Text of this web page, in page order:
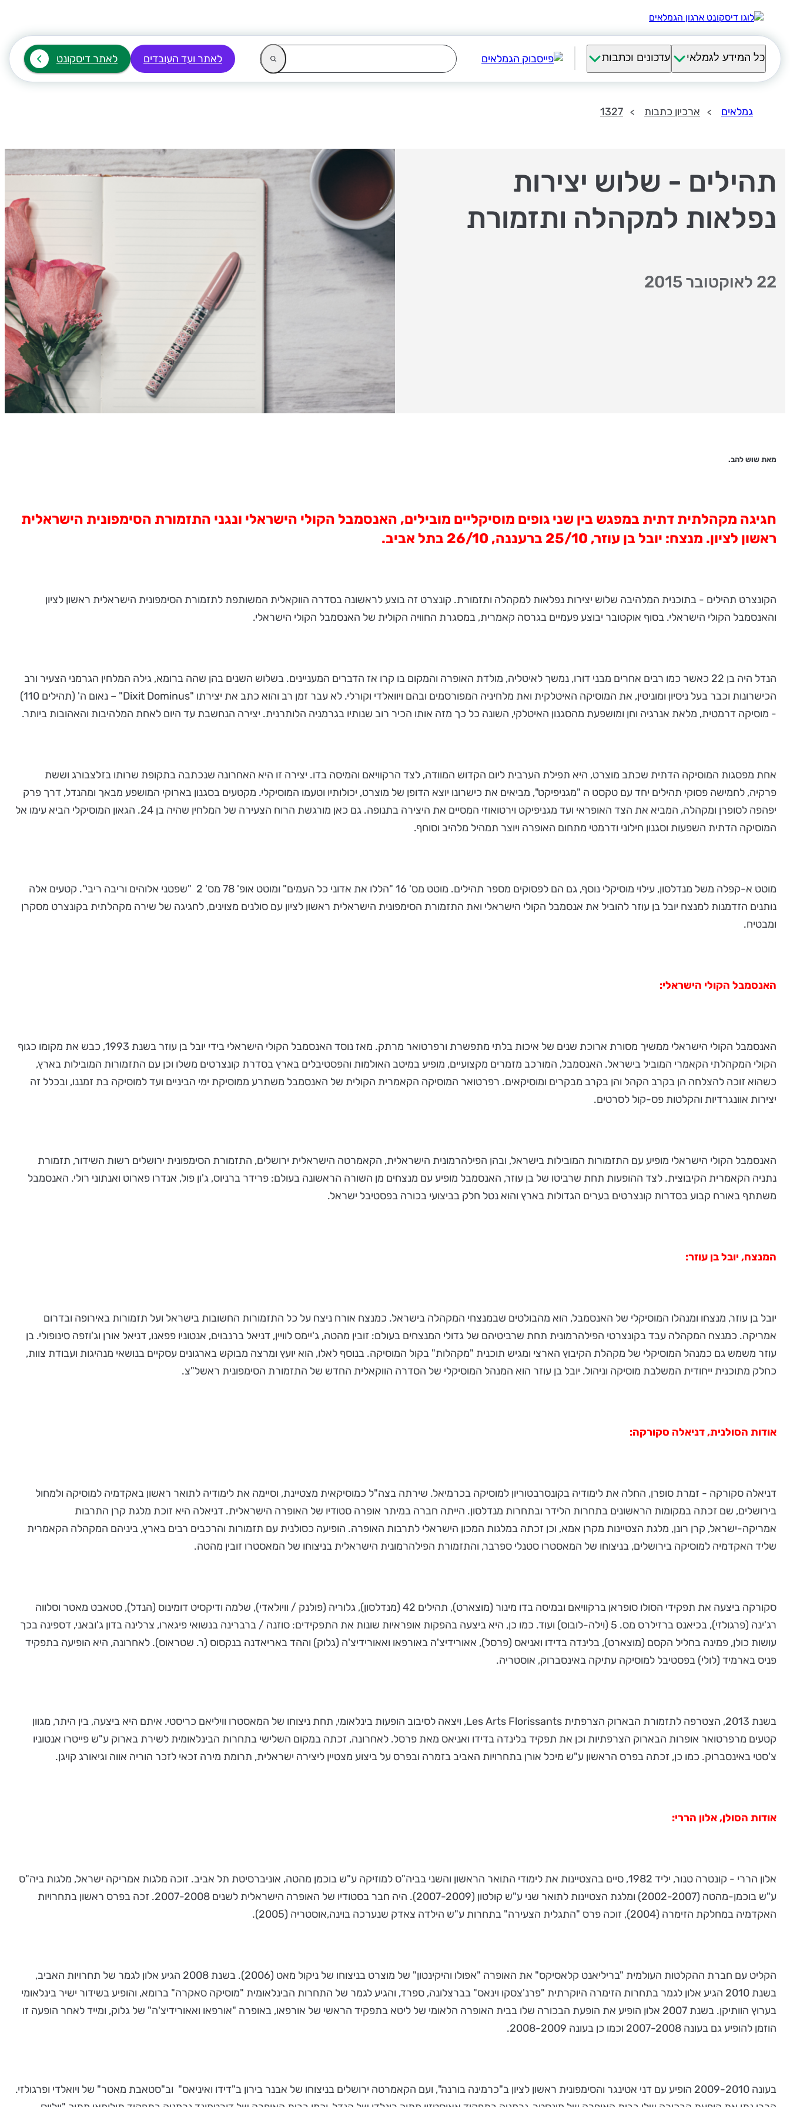
כל המידע לגמלאי עדכונים וכתבות לאתר ועד העובדים לאתר דיסקונט
גמלאים ארכיון כתבות 1327
תהילים - שלוש יצירות
נפלאות למקהלה ותזמורת
22 לאוקטובר 2015
מאת שוש להב.
חגיגה מקהלתית דתית במפגש בין שני גופים מוסיקליים מובילים, האנסמבל הקולי הישראלי ונגני התזמורת הסימפונית הישראלית
ראשון לציון. מנצח: יובל בן עוזר, 25/10 ברעננה, 26/10 בתל אביב.
הקונצרט תהילים - בתוכנית המלהיבה שלוש יצירות נפלאות למקהלה ותזמורת. קונצרט זה בוצע לראשונה בסדרה הווקאלית המשותפת לתזמורת הסימפונית הישראלית ראשון לציון
והאנסמבל הקולי הישראלי. בסוף אוקטובר יבוצע פעמיים בגרסה קאמרית, במסגרת החוויה הקולית של האנסמבל הקולי הישראלי.
הנדל היה בן 22 כאשר כמו רבים אחרים מבני דורו, נמשך לאיטליה, מולדת האופרה והמקום בו קרו אז הדברים המעניינים. בשלוש השנים בהן שהה ברומא, גילה המלחין הגרמני הצעיר ורב
הכישרונות וכבר בעל ניסיון ומוניטין, את המוסיקה האיטלקית ואת מלחיניה המפורסמים ובהם ויוואלדי וקורלי. לא עבר זמן רב והוא כתב את יצירתו "Dixit Dominus" – נאום ה' (תהילים 110)
- מוסיקה דרמטית, מלאת אנרגיה וחן ומושפעת מהסגנון האיטלקי, השונה כל כך מזה אותו הכיר רוב שנותיו בגרמניה הלותרנית. יצירה הנחשבת עד היום לאחת המלהיבות והאהובות ביותר.
אחת מפסגות המוסיקה הדתית שכתב מוצרט, היא תפילת הערבית ליום הקדוש המוודה, לצד הרקוויאם והמיסה בדו. יצירה זו היא האחרונה שנכתבה בתקופת שרותו בזלצבורג וששת
פרקיה, לחמישה פסוקי תהילים יחד עם טקסט ה "מגניפיקט", מביאים את כישרונו יוצא הדופן של מוצרט, יכולותיו וטעמו המוסיקלי. מקטעים בסגנון בארוקי המושפע מבאך ומהנדל, דרך פרק
יפהפה לסופרן ומקהלה, המביא את הצד האופראי ועד מגניפיקט וירטואוזי המסיים את היצירה בתנופה. גם כאן מורגשת הרוח הצעירה של המלחין שהיה בן 24. הגאון המוסיקלי הביא עימו אל
המוסיקה הדתית השפעות וסגנון חילוני ודרמטי מתחום האופרה ויוצר תמהיל מלהיב וסוחף.
מוטט א-קפלה משל מנדלסון, עילוי מוסיקלי נוסף, גם הם לפסוקים מספר תהילים. מוטט מס' 16 "הללו את אדוני כל העמים" ומוטט אופ' 78 מס' 2 "שפטני אלוהים וריבה ריבי". קטעים אלה
נותנים הזדמנות למנצח יובל בן עוזר להוביל את אנסמבל הקולי הישראלי ואת התזמורת הסימפונית הישראלית ראשון לציון עם סולנים מצוינים, לחגיגה של שירה מקהלתית בקונצרט מסקרן
ומבטיח.
האנסמבל הקולי הישראלי:
האנסמבל הקולי הישראלי ממשיך מסורת ארוכת שנים של איכות בלתי מתפשרת ורפרטואר מרתק.
מאז נוסד האנסמבל הקולי הישראלי בידי יובל בן עוזר בשנת 1993, כבש את מקומו כגוף
הקולי המקהלתי הקאמרי המוביל בישראל. האנסמבל, המורכב מזמרים מקצועיים, מופיע במיטב האולמות והפסטיבלים בארץ בסדרת קונצרטים משלו וכן עם התזמורות המובילות בארץ,
כשהוא זוכה להצלחה הן בקרב הקהל והן בקרב מבקרים ומוסיקאים. רפרטואר המוסיקה הקאמרית הקולית של האנסמבל משתרע ממוסיקת ימי הביניים ועד למוסיקה בת זמננו, ובכלל זה
יצירות אוונגרדיות והקלטות פס-קול לסרטים.
האנסמבל הקולי הישראלי מופיע עם התזמורות המובילות בישראל, ובהן הפילהרמונית הישראלית, הקאמרטה הישראלית ירושלים, התזמורת הסימפונית ירושלים רשות השידור, תזמורת
נתניה הקאמרית הקיבוצית. לצד ההופעות תחת שרביטו של בן עוזר, האנסמבל מופיע עם מנצחים מן השורה הראשונה בעולם: פרידר ברניוס, ג'ון פול, אנדרו פארוט ואנתוני רולי. האנסמבל
משתתף באורח קבוע בסדרות קונצרטים בערים הגדולות בארץ והוא נטל חלק בביצועי בכורה בפסטיבל ישראל.
המנצח, יובל בן עוזר:
יובל בן עוזר, מנצחו ומנהלו המוסיקלי של האנסמבל, הוא מהבולטים שבמנצחי המקהלה בישראל. כמנצח אורח ניצח על כל התזמורות החשובות בישראל ועל תזמורות באירופה ובדרום
אמריקה. כמנצח המקהלה עבד בקונצרטי הפילהרמונית תחת שרביטיהם של גדולי המנצחים בעולם: זובין מהטה, ג'יימס לוויין, דניאל ברנבוים, אנטוניו פפאנו, דניאל אורן וג'וזפה סינופולי. בן
עוזר משמש גם כמנהל המוסיקלי של מקהלת הקיבוץ הארצי ומגיש תוכנית "מקהלות" בקול המוסיקה. בנוסף לאלו, הוא יועץ ומרצה מבוקש בארגונים עסקיים בנושאי מנהיגות ועבודת צוות,
כחלק מתוכנית ייחודית המשלבת מוסיקה וניהול. יובל בן עוזר הוא המנהל המוסיקלי של הסדרה הווקאלית החדש של התזמורת הסימפונית ראשל"צ.
אודות הסולנית, דניאלה סקורקה:
דניאלה סקורקה - זמרת סופרן, החלה את לימודיה בקונסרבטוריון למוסיקה בכרמיאל. שירתה בצה"ל כמוסיקאית מצטיינת, וסיימה את לימודיה לתואר ראשון באקדמיה למוסיקה ולמחול
בירושלים, שם זכתה במקומות הראשונים בתחרות הלידר ובתחרות מנדלסון. הייתה חברה במיתר אופרה סטודיו של האופרה הישראלית. דניאלה היא זוכת מלגת קרן התרבות
אמריקה-ישראל, קרן רונן, מלגת הצטיינות מקרן אמא, וכן זכתה במלגות המכון הישראלי לתרבות האופרה. הופיעה כסולנית עם תזמורות והרכבים רבים בארץ, ביניהם המקהלה הקאמרית
שליד האקדמיה למוסיקה בירושלים, בניצוחו של המאסטרו סטנלי ספרבר, והתזמורת הפילהרמונית הישראלית בניצוחו של המאסטרו זובין מהטה.
סקורקה ביצעה את תפקידי הסולו סופראן ברקוויאם ובמיסה בדו מינור (מוצארט), תהילים 42 (מנדלסון), גלוריה (פולנק / וויולאדי), שלמה ודיקסיט דומינוס (הנדל), סטאבט מאטר וסלווה
רג'ינה (פרגולזי), בכיאנס ברזילרס מס. 5 (וילה-לובוס) ועוד. כמו כן, היא ביצעה בהפקות אופראיות שונות את התפקידים: סוזנה / ברברינה בנשואי פיגארו, צרלינה בדון ג'ובאני, דספינה בכך
עושות כולן, פמינה בחליל הקסם (מוצארט), בלינדה בדידו ואניאס (פרסל), אאורידיצ'ה באורפאו ואאורידיצ'ה (גלוק) וההד באריאדנה בנקסוס (ר. שטראוס). לאחרונה, היא הופיעה בתפקיד
פניס בארמיד (לולי) בפסטיבל למוסיקה עתיקה באינסברוק, אוסטריה.
בשנת 2013, הצטרפה לתזמורת הבארוק הצרפתית Les Arts Florissants, ויצאה לסיבוב הופעות בינלאומי, תחת ניצוחו של המאסטרו וויליאם כריסטי. איתם היא ביצעה, בין היתר, מגוון
קטעים מרפרטואר אופרות הבארוק הצרפתיות וכן את תפקיד בלינדה בדידו ואניאס מאת פרסל. לאחרונה, זכתה במקום השלישי בתחרות הבינלאומית לשירת בארוק ע"ש פייטרו אנטוניו
צ'סטי באינסברוק. כמו כן, זכתה בפרס הראשון ע"ש מיכל אורן בתחרויות האביב בזמרה ובפרס על ביצוע מצטיין ליצירה ישראלית, תרומת מירה זכאי לזכר הוריה אווה וגיאורג קויגן.
אודות הסולן, אלון הררי:
אלון הררי - קונטרה טנור, יליד 1982, סיים בהצטיינות את לימודי התואר הראשון והשני בביה"ס למוזיקה ע"ש בוכמן מהטה, אוניברסיטת תל אביב. זוכה מלגות אמריקה ישראל, מלגות ביה"ס
ע"ש בוכמן-מהטה (2002-2007) ומלגת הצטיינות לתואר שני ע"ש קולטון (2007-2009). היה חבר בסטודיו של האופרה הישראלית לשנים 2007-2008. זכה בפרס ראשון בתחרויות
האקדמיה במחלקת הזימרה (2004), זוכה פרס "התגלית הצעירה" בתחרות ע"ש הילדה צאדק שנערכה בוינה,אוסטריה (2005).
הקליט עם חברת ההקלטות העולמית "בריליאנט קלאסיקס" את האופרה "אפולו והיקינטון" של מוצרט בניצוחו של ניקול מאט (2006). בשנת 2008 הגיע אלון לגמר של תחרויות האביב,
בשנת 2010 הגיע אלון לגמר בתחרות הזימרה היוקרתית "פרנ'צסקו וינאס" בברצלונה, ספרד, והגיע לגמר של התחרות הבינלאומית "מוסיקה סאקרה" ברומא, והופיע בשידור ישיר בינלאומי
בערוץ הוותיקן. בשנת 2007 אלון הופיע את הופעת הבכורה שלו בבית האופרה הלאומי של ליטא בתפקיד הראשי של אורפאו, באופרה "אורפאו ואאורידיצ'ה" של גלוק, ומייד לאחר הופעה זו
הוזמן להופיע גם בעונה 2007-2008 וכמו כן בעונה 2008-2009.
בעונה 2009-2010 הופיע עם דני אטינגר והסימפונית ראשון לציון ב"כרמינה בורנה", ועם הקאמרטה ירושלים בניצוחו של אבנר בירון ב"דידו ואיניאס" וב"סטאבת מאטר" של ויואלדי ופרגולזי.